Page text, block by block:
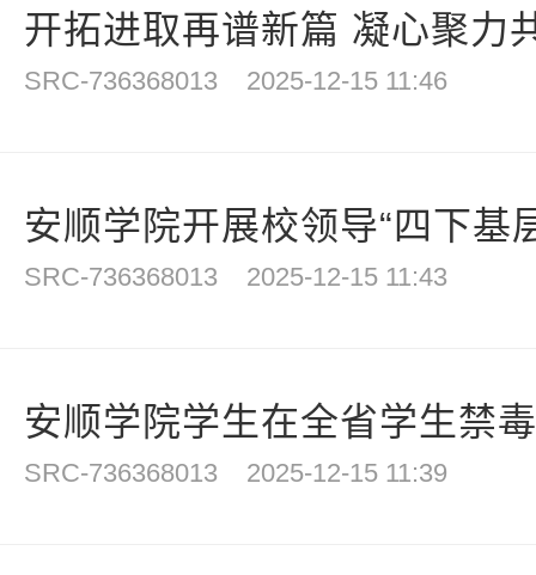
开拓进取再谱新篇 凝心聚力
SRC-736368013 2025-12-15 11:46
安顺学院开展校领导“四下基
SRC-736368013 2025-12-15 11:43
安顺学院学生在全省学生禁
SRC-736368013 2025-12-15 11:39